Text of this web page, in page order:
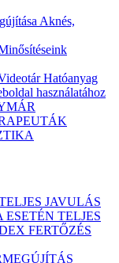
Aknés,
Hatóanyag
használatához
JAVULÁS
ESETÉN TELJES
FERTŐZÉS